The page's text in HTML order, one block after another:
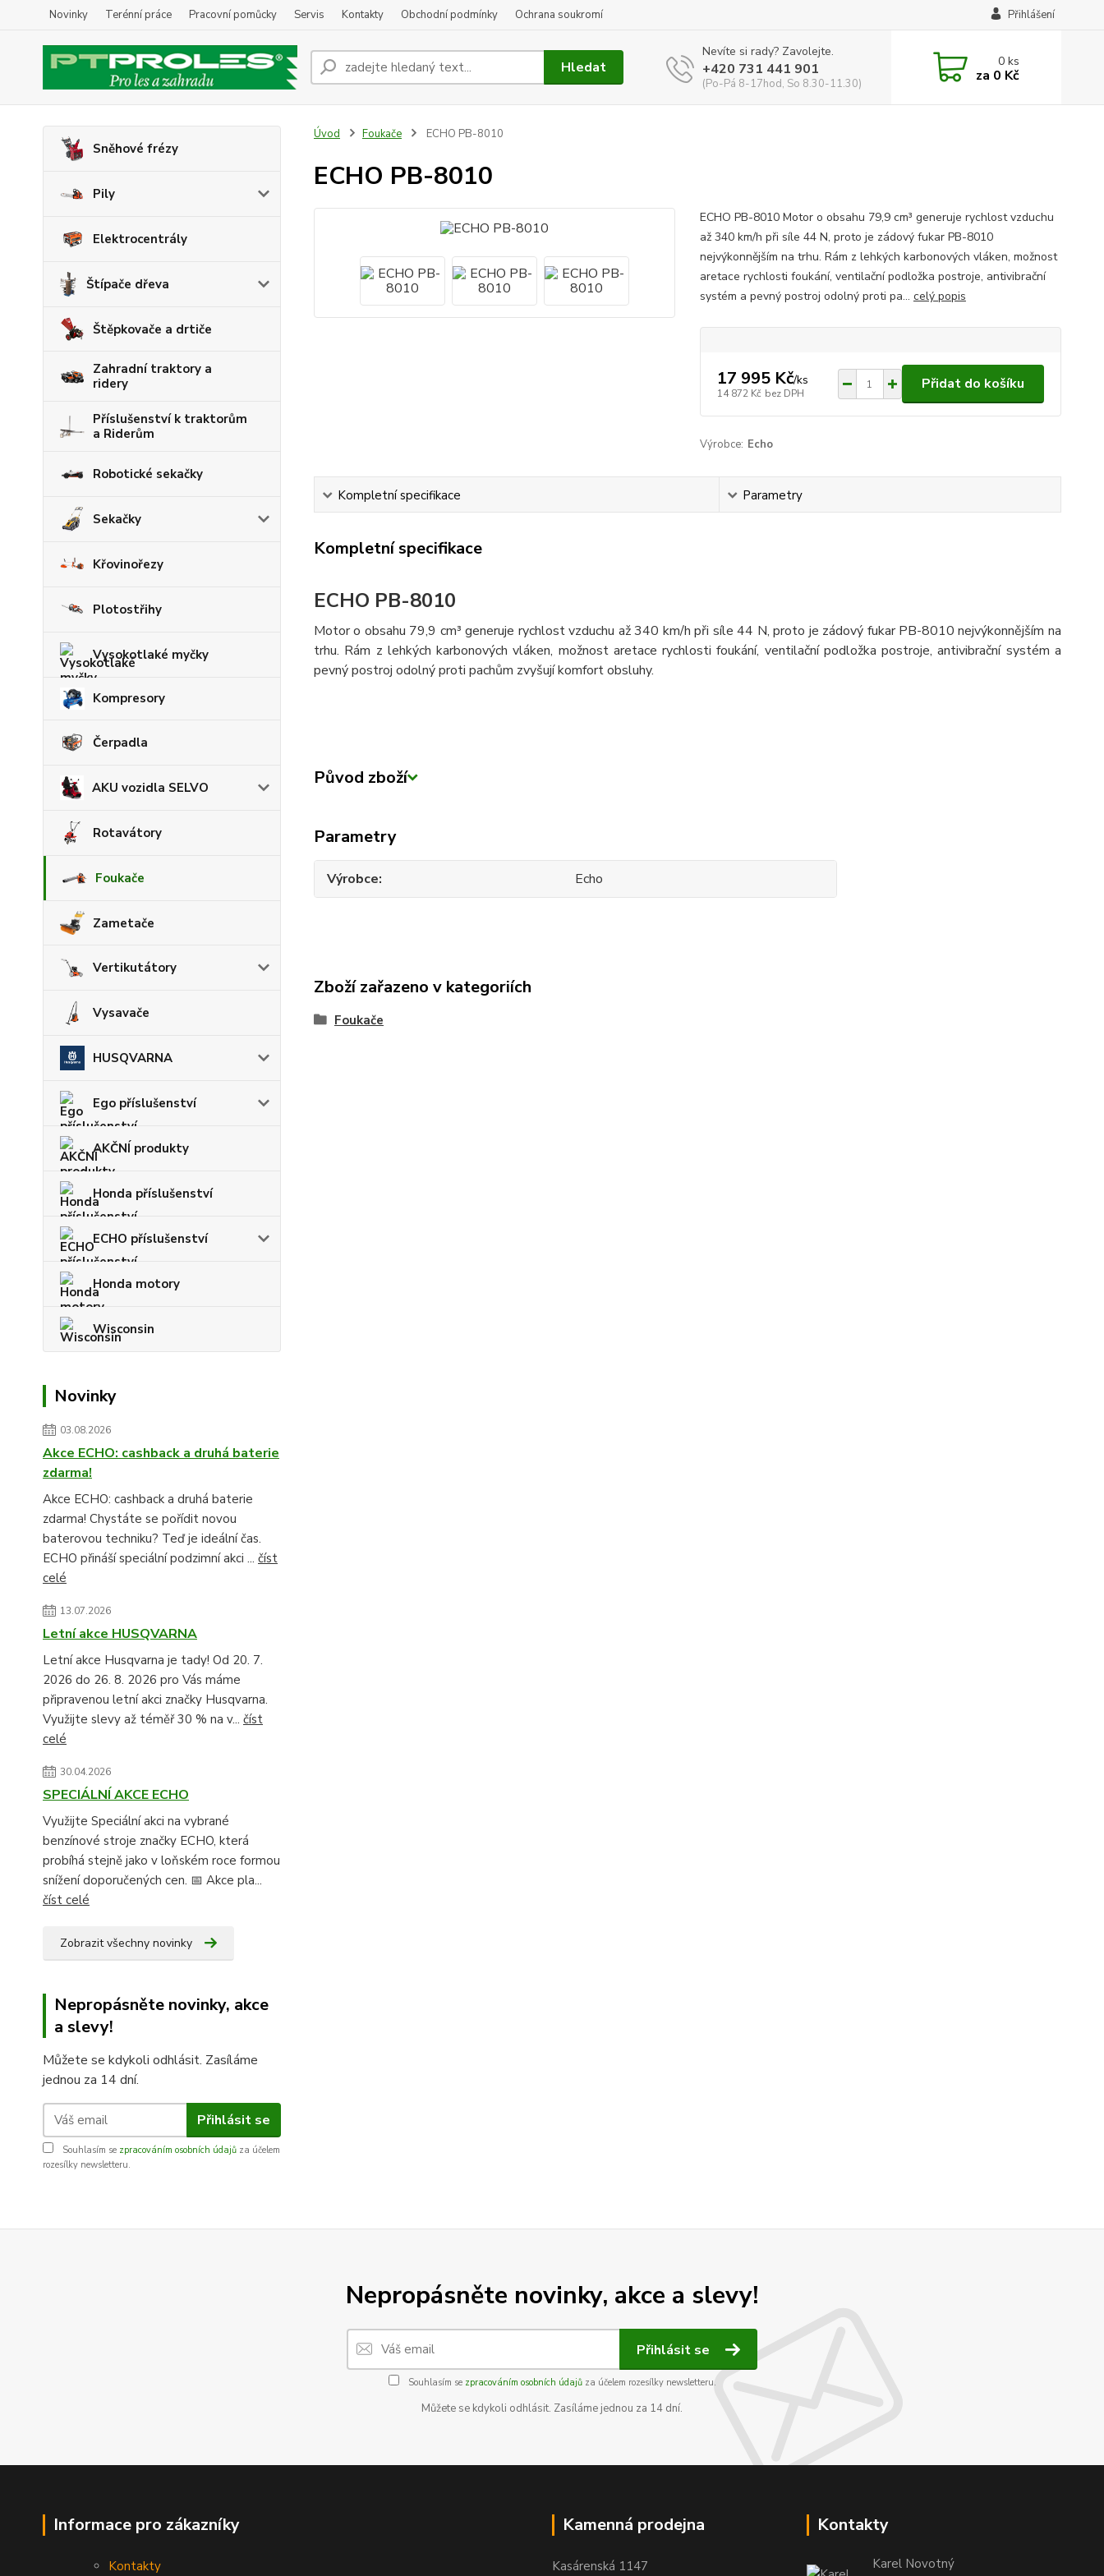
Novinky Terénní práce Pracovní pomůcky Servis Kontakty Obchodní podmínky Ochrana soukromí Přihlášení
Hledat
Nevíte si rady? Zavolejte.
+420 731 441 901
(Po-Pá 8-17hod, So 8.30-11.30)
0ks
za 0 Kč
Sněhové frézy
Pily
Elektrocentrály
Štípače dřeva
Štěpkovače a drtiče
Zahradní traktory a
ridery
Příslušenství k traktorům
a Riderům
Robotické sekačky
Sekačky
Křovinořezy
Plotostřihy
Vysokotlaké myčky
Kompresory
Čerpadla
AKU vozidla SELVO
Rotavátory
Foukače
Zametače
Vertikutátory
Vysavače
HUSQVARNA
Ego příslušenství
AKČNÍ produkty
Honda příslušenství
ECHO příslušenství
Honda motory
Wisconsin
Novinky
03.08.2026
Akce ECHO: cashback a druhá baterie
zdarma!
Akce ECHO: cashback a druhá baterie
zdarma! Chystáte se pořídit novou
baterovou techniku? Teď je ideální čas.
ECHO přináší speciální podzimní akci ... číst
celé
13.07.2026
Letní akce HUSQVARNA
Letní akce Husqvarna je tady! Od 20. 7.
2026 do 26. 8. 2026 pro Vás máme
připravenou letní akci značky Husqvarna.
Využijte slevy až téměř 30 % na v... číst
celé
30.04.2026
SPECIÁLNÍ AKCE ECHO
Využijte Speciální akci na vybrané
benzínové stroje značky ECHO, která
probíhá stejně jako v loňském roce formou
snížení doporučených cen. 📅 Akce pla...
číst celé
Zobrazit všechny novinky
Nepropásněte novinky, akce
a slevy!
Můžete se kdykoli odhlásit. Zasíláme
jednou za 14 dní.
Přihlásit se
Souhlasím se zpracováním osobních údajů za účelem
rozesílky newsletteru.
Úvod Foukače ECHO PB-8010
ECHO PB-8010
ECHO PB-8010 Motor o obsahu 79,9 cm³ generuje rychlost vzduchu
až 340 km/h při síle 44 N, proto je zádový fukar PB-8010
nejvýkonnějším na trhu. Rám z lehkých karbonových vláken, možnost
aretace rychlosti foukání, ventilační podložka postroje, antivibrační
systém a pevný postroj odolný proti pa... celý popis
17 995 Kč/ks
14 872 Kč bez DPH
Přidat do košíku
Výrobce: Echo
Kompletní specifikace Parametry
Kompletní specifikace
ECHO PB-8010
Motor o obsahu 79,9 cm³ generuje rychlost vzduchu až 340 km/h při síle 44 N, proto je zádový fukar PB-8010 nejvýkonnějším na
trhu. Rám z lehkých karbonových vláken, možnost aretace rychlosti foukání, ventilační podložka postroje, antivibrační systém a
pevný postroj odolný proti pachům zvyšují komfort obsluhy.
Původ zboží
Parametry
Výrobce Echo
Zboží zařazeno v kategoriích
Foukače
Nepropásněte novinky, akce a slevy!
Přihlásit se
Souhlasím se zpracováním osobních údajůza účelem rozesílky newsletteru.
Můžete se kdykoli odhlásit. Zasíláme jednou za 14 dní.
Informace pro zákazníky
Kontakty
Kamenná prodejna
Kasárenská 1147
Kontakty
Karel Novotný